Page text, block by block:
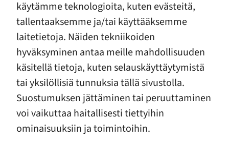
käytämme teknologioita, kuten evästeitä,
tallentaaksemme ja/tai käyttääksemme
laitetietoja. Näiden tekniikoiden
hyväksyminen antaa meille mahdollisuuden
käsitellä tietoja, kuten selauskäyttäytymistä
tai yksilöllisiä tunnuksia tällä sivustolla.
Suostumuksen jättäminen tai peruuttaminen
voi vaikuttaa haitallisesti tiettyihin
ominaisuuksiin ja toimintoihin.
Ensi- ja turvakotien liitto kiittää LähiTapiolan
Henkivakuutusyhtiötä lahjoituksesta turvallisen
lapsuuden tukemiseksi. Lahjoitus on meille
merkittävä luottamuksen osoitus ajassa, jossa
työmme jatkuvuus on monella tapaa epävarmaa.
Lahjoita ja tue